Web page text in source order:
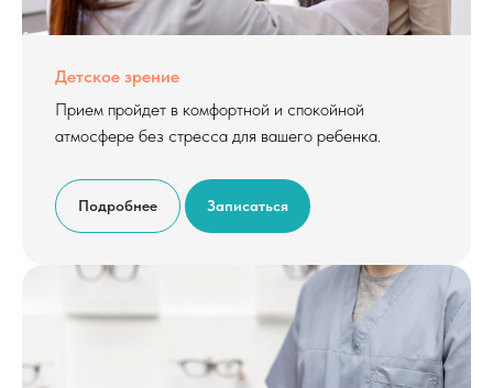
Детское зрение
Прием пройдет в комфортной и спокойной
атмосфере без стресса для вашего ребенка.
Подробнее Записаться